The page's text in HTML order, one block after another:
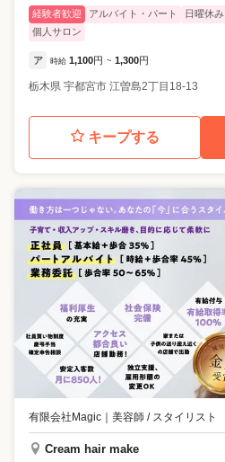
経験者歓迎 アルバイト・パート 日曜休み
個人サロン
ア 時給 1,100円 ~ 1,300円
栃木県 宇都宮市 江曽島2丁目18-13
キープする
有限会社Magic 美容師 / スタイリスト
Cream hair make